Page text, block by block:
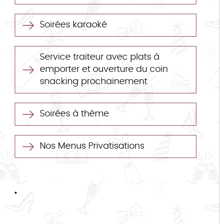
Soirées karaoké
Service traiteur avec plats à
emporter et ouverture du coin
snacking prochainement
Soirées à thème
Nos Menus Privatisations